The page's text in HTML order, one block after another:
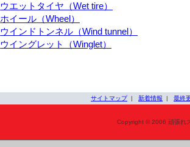
ウエットタイヤ（Wet tire）
ホイール（Wheel）
ウインドトンネル（Wind tunnel）
ウイングレット（Winglet）
サイトマップ| 新着情報 | 最終
Copyright © 2006 頑張れ